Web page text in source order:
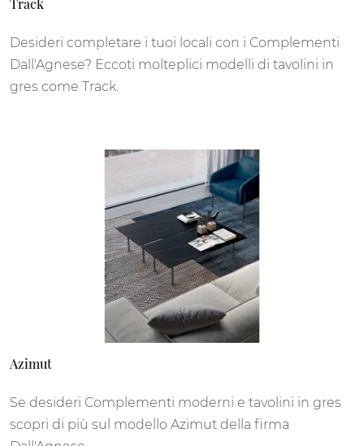
Track
Desideri completare i tuoi locali con i Complementi
Dall'Agnese? Eccoti molteplici modelli di tavolini in
gres come Track.
Azimut
Se desideri Complementi moderni e tavolini in gres
scopri di più sul modello Azimut della firma